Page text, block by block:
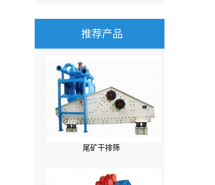
推荐产品
尾矿干排筛